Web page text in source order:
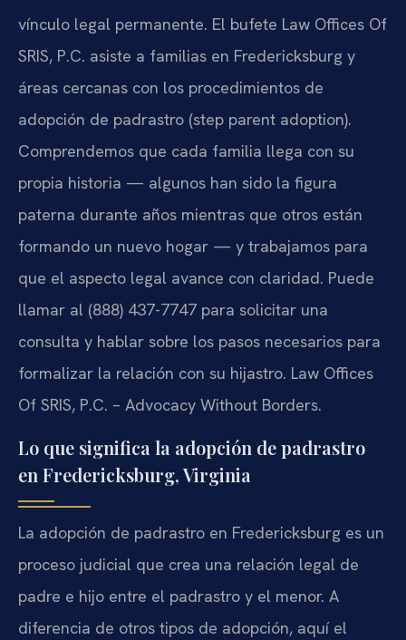
vínculo legal permanente. El bufete Law Offices Of
SRIS, P.C. asiste a familias en Fredericksburg y
áreas cercanas con los procedimientos de
adopción de padrastro (step parent adoption).
Comprendemos que cada familia llega con su
propia historia — algunos han sido la figura
paterna durante años mientras que otros están
formando un nuevo hogar — y trabajamos para
que el aspecto legal avance con claridad. Puede
llamar al (888) 437-7747 para solicitar una
consulta y hablar sobre los pasos necesarios para
formalizar la relación con su hijastro. Law Offices
Of SRIS, P.C. – Advocacy Without Borders.
Lo que significa la adopción de padrastro
en Fredericksburg, Virginia
La adopción de padrastro en Fredericksburg es un
proceso judicial que crea una relación legal de
padre e hijo entre el padrastro y el menor. A
diferencia de otros tipos de adopción, aquí el